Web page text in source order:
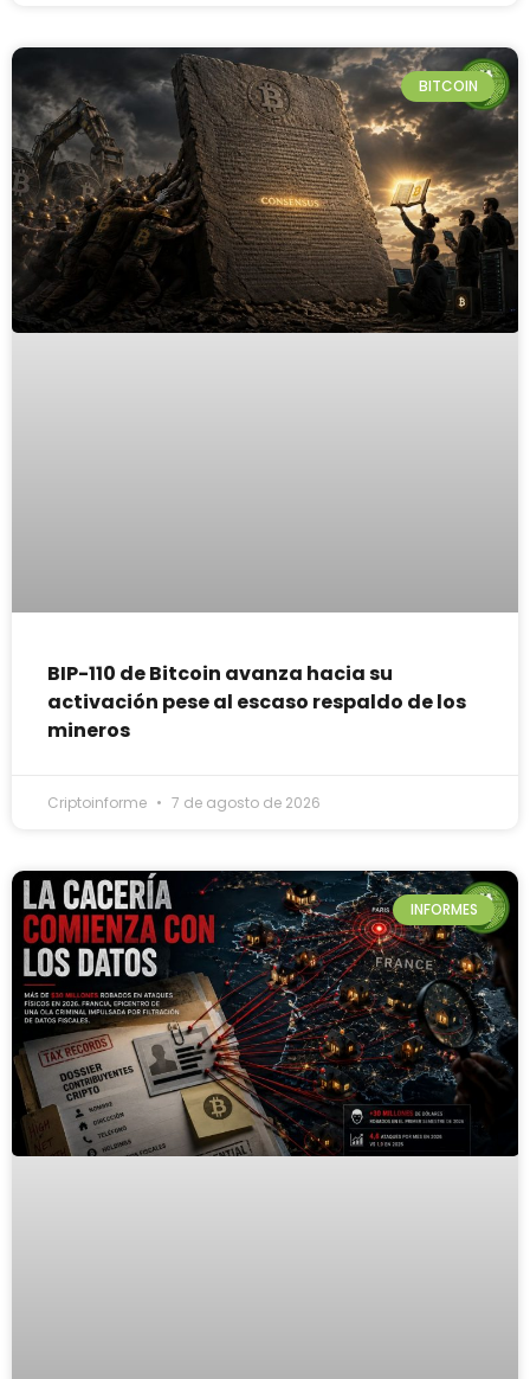
BITCOIN
BIP-110 de Bitcoin avanza hacia su
activación pese al escaso respaldo de los
mineros
Criptoinforme 7 de agosto de 2026
INFORMES